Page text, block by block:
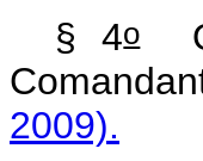
§ 4oO
2009).